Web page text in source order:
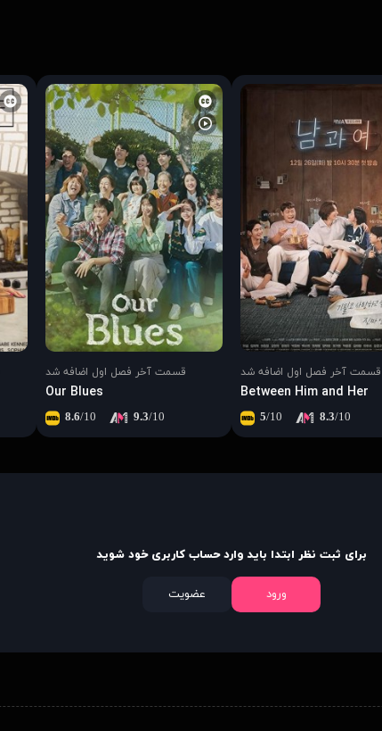
قسمت آخر فصل اول اضافه شد
Between Him and Her
5/10 8.3/10
قسمت آخر فصل اول اضافه شد
Our Blues
8.6/10 9.3/10
برای ثبت نظر ابتدا باید وارد حساب کاربری خود شوید
ورود عضویت